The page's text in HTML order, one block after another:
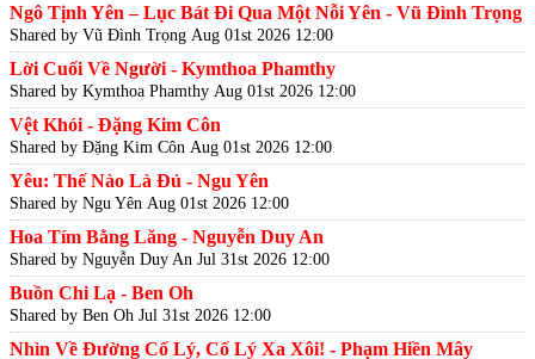
Ngô Tịnh Yên – Lục Bát Đi Qua Một Nỗi Yên - Vũ Đình Trọng
Shared by Vũ Đình Trọng Aug 01st 2026 12:00
Lời Cuối Về Người - Kymthoa Phamthy
Shared by Kymthoa Phamthy Aug 01st 2026 12:00
Vệt Khói - Đặng Kim Côn
Shared by Đặng Kim Côn Aug 01st 2026 12:00
Yêu: Thế Nào Là Đủ - Ngu Yên
Shared by Ngu Yên Aug 01st 2026 12:00
Hoa Tím Bằng Lăng - Nguyễn Duy An
Shared by Nguyễn Duy An Jul 31st 2026 12:00
Buồn Chi Lạ - Ben Oh
Shared by Ben Oh Jul 31st 2026 12:00
Nhìn Về Đường Cố Lý, Cố Lý Xa Xôi! - Phạm Hiền Mây